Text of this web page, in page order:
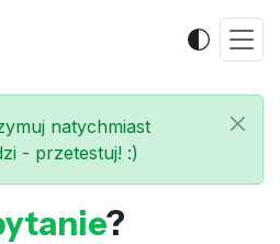
natychmiast
- przetestuj! :)
?